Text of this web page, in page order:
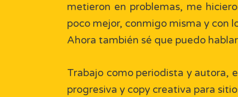
metieron en problemas, me
poco mejor, conmigo misma y con
Ahora también sé que puedo
Trabajo como periodista y autora,
progresiva y copy creativa para